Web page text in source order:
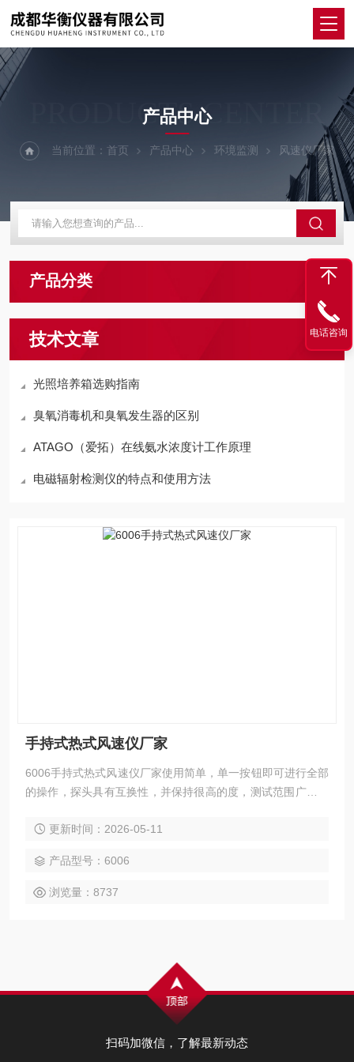
PRODUCTS CENTER
产品中心
当前位置： 首页 产品中心 环境监测 风速仪厂家
产品分类
技术文章
光照培养箱选购指南
臭氧消毒机和臭氧发生器的区别
ATAGO（爱拓）在线氨水浓度计工作原理
电磁辐射检测仪的特点和使用方法
手持式热式风速仪厂家
6006手持式热式风速仪厂家使用简单，单一按钮即可进行全部
的操作，探头具有互换性，并保持很高的度，测试范围广，风
可测试的温度范围内能保持很高的度（10～40℃）
更新时间：2026-05-11
产品型号：6006
浏览量：8737
扫码加微信，了解最新动态
电话咨询